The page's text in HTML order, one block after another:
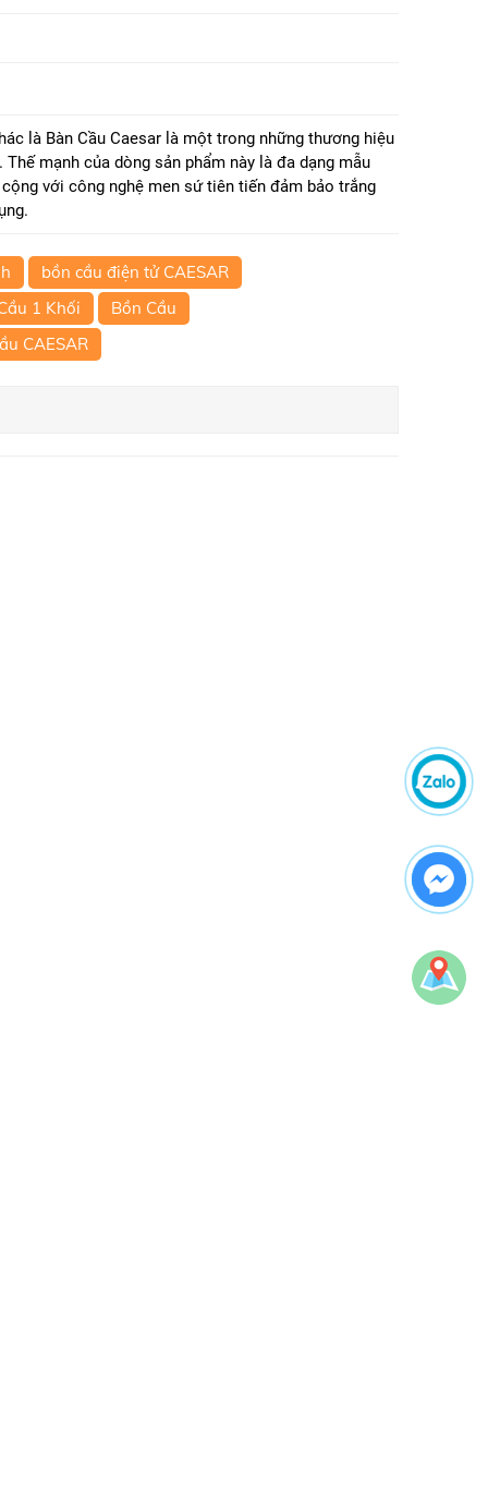
là Bàn Cầu Caesar là một trong những thương hiệu
mạnh của dòng sản phẩm này là đa dạng mẫu
với công nghệ men sứ tiên tiến đảm bảo trắng
bồn cầu điện tử CAESAR
1 Khối
Bồn Cầu
CAESAR